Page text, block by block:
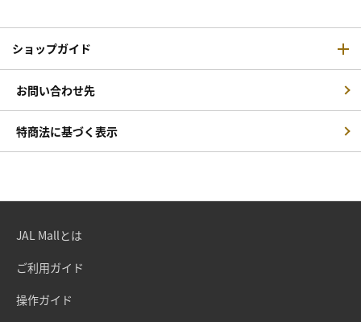
ショップガイド
お問い合わせ先
特商法に基づく表示
JAL Mallとは
ご利用ガイド
操作ガイド